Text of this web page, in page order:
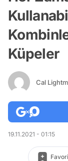
Küpeler
Cal
19.11.2021 - 01:15
Favori